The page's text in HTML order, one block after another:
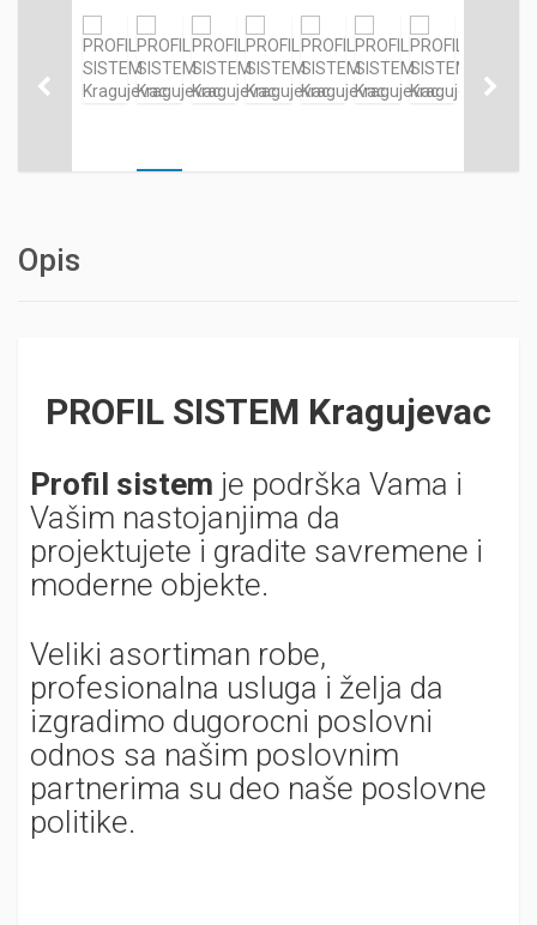
Opis
PROFIL SISTEM Kragujevac
Profil sistem je podrška Vama i
Vašim nastojanjima da
projektujete i gradite savremene i
moderne objekte.
Veliki asortiman robe,
profesionalna usluga i želja da
izgradimo dugorocni poslovni
odnos sa našim poslovnim
partnerima su deo naše poslovne
politike.